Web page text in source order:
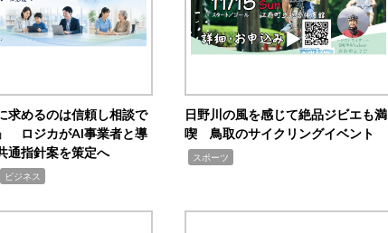
求めるのは信頼し相談で
ロジカがAI事業者と導
通指針案を策定へ
ビジネス
日野川の風を感じて絶品ジビエも満
喫 鳥取のサイクリングイベント
スポーツ